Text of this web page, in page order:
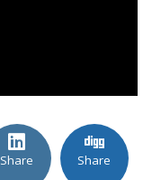
Share Share